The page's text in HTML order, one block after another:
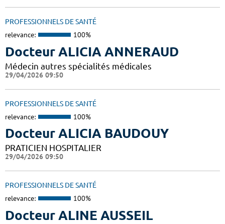
PROFESSIONNELS DE SANTÉ
relevance: 100%
Docteur ALICIA ANNERAUD
Médecin autres spécialités médicales
29/04/2026 09:50
PROFESSIONNELS DE SANTÉ
relevance: 100%
Docteur ALICIA BAUDOUY
PRATICIEN HOSPITALIER
29/04/2026 09:50
PROFESSIONNELS DE SANTÉ
relevance: 100%
Docteur ALINE AUSSEIL